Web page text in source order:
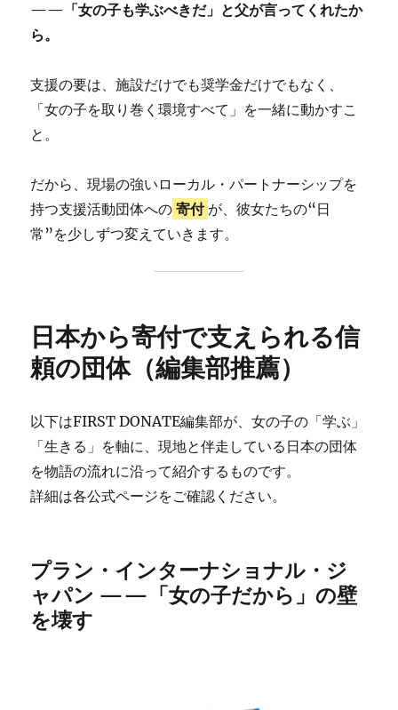
——「女の子も学ぶべきだ」と父が言ってくれたか
ら。
支援の要は、施設だけでも奨学金だけでもなく、
「女の子を取り巻く環境すべて」を一緒に動かすこ
と。
だから、現場の強いローカル・パートナーシップを
持つ支援活動団体への 寄付 が、彼女たちの“日
常”を少しずつ変えていきます。
日本から寄付で支えられる信
頼の団体（編集部推薦）
以下はFIRST DONATE編集部が、女の子の「学ぶ」
「生きる」を軸に、現地と伴走している日本の団体
を物語の流れに沿って紹介するものです。
詳細は各公式ページをご確認ください。
プラン・インターナショナル・ジ
ャパン ——「女の子だから」の壁
を壊す